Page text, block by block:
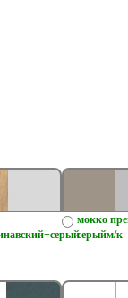
мокко
серыйм/к